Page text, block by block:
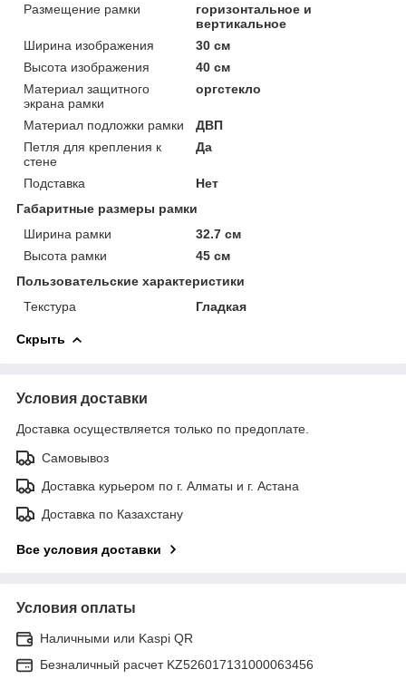
Размещение рамки
горизонтальное и
вертикальное
Ширина изображения
30 см
Высота изображения
40 см
Материал защитного
экрана рамки
оргстекло
Материал подложки рамки
ДВП
Петля для крепления к
стене
Да
Подставка
Нет
Габаритные размеры рамки
Ширина рамки
32.7 см
Высота рамки
45 см
Пользовательские характеристики
Текстура
Гладкая
Скрыть
Условия доставки
Доставка осуществляется только по предоплате.
Самовывоз
Доставка курьером по г. Алматы и г. Астана
Доставка по Казахстану
Все условия доставки
Условия оплаты
Наличными или Kaspi QR
Безналичный расчет KZ526017131000063456